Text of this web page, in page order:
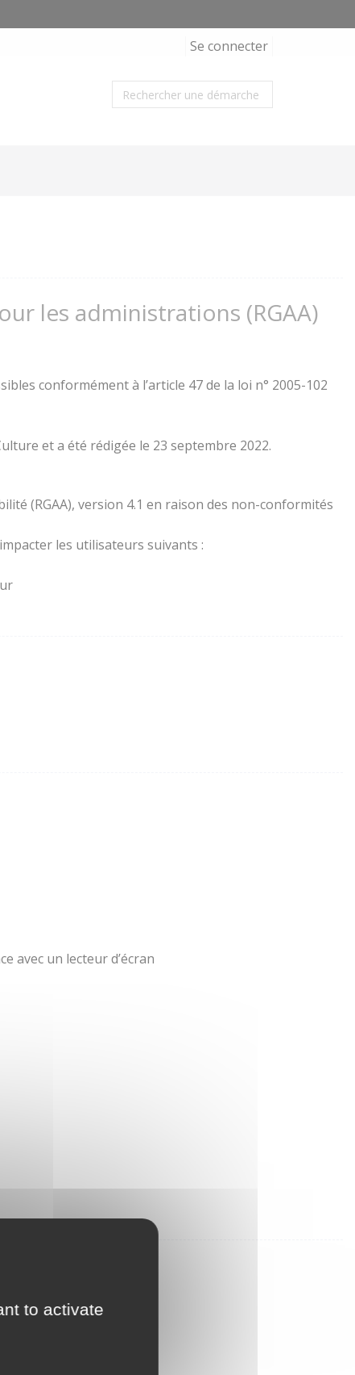
to activate
Se connecter
les administrations (RGAA)
conformément à l’article 47 de la loi n° 2005-102
et a été rédigée le 23 septembre 2022.
(RGAA), version 4.1 en raison des non-conformités
les utilisateurs suivants :
avec un lecteur d’écran